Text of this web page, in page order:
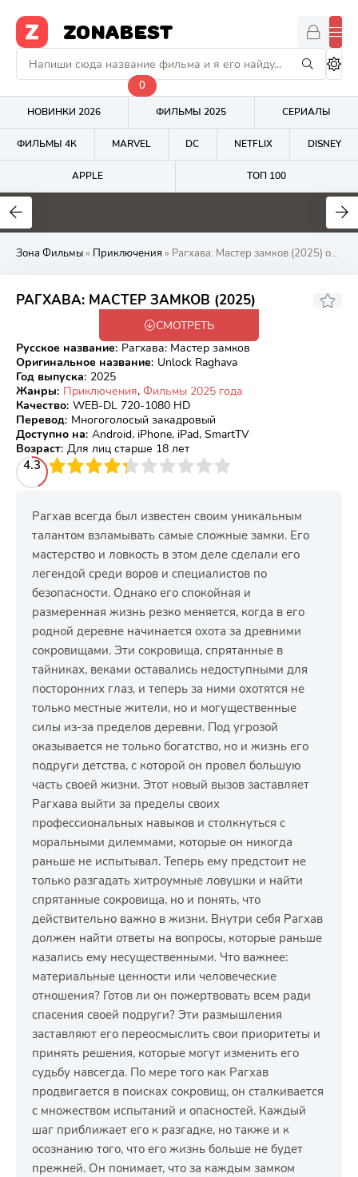
ZONABEST
НОВИНКИ 2026
0
ФИЛЬМЫ 2025 СЕРИАЛЫ
ФИЛЬМЫ 4К MARVEL DC NETFLIX DISNEY
APPLE ТОП 100
7.6
Зона Фильмы» Приключения » Рагхава: Мастер замков (2025) онлайн на Zona Фильмов
РАГХАВА: МАСТЕР ЗАМКОВ (2025)
СМОТРЕТЬ
Русское название: Рагхава: Мастер замков
Оригинальное название: Unlock Raghava
Год выпуска: 2025
Жанры: Приключения, Фильмы 2025 года
Качество: WEB-DL 720-1080 HD
Перевод: Многоголосый закадровый
Доступно на: Android, iPhone, iPad, SmartTV
Возраст: Для лиц старше 18 лет
4.3
4 5 6 7 8 9 10
Рагхав всегда был известен своим уникальным
талантом взламывать самые сложные замки. Его
мастерство и ловкость в этом деле сделали его
легендой среди воров и специалистов по
безопасности. Однако его спокойная и
размеренная жизнь резко меняется, когда в его
родной деревне начинается охота за древними
сокровищами. Эти сокровища, спрятанные в
тайниках, веками оставались недоступными для
посторонних глаз, и теперь за ними охотятся не
только местные жители, но и могущественные
силы из-за пределов деревни. Под угрозой
оказывается не только богатство, но и жизнь его
подруги детства, с которой он провел большую
часть своей жизни. Этот новый вызов заставляет
Рагхава выйти за пределы своих
профессиональных навыков и столкнуться с
моральными дилеммами, которые он никогда
раньше не испытывал. Теперь ему предстоит не
только разгадать хитроумные ловушки и найти
спрятанные сокровища, но и понять, что
действительно важно в жизни. Внутри себя Рагхав
должен найти ответы на вопросы, которые раньше
казались ему несущественными. Что важнее:
материальные ценности или человеческие
отношения? Готов ли он пожертвовать всем ради
спасения своей подруги? Эти размышления
заставляют его переосмыслить свои приоритеты и
принять решения, которые могут изменить его
судьбу навсегда. По мере того как Рагхав
продвигается в поисках сокровищ, он сталкивается
с множеством испытаний и опасностей. Каждый
шаг приближает его к разгадке, но также и к
осознанию того, что его жизнь больше не будет
прежней. Он понимает, что за каждым замком